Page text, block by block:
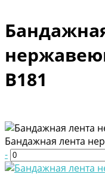
В181
Бандажная лента
-